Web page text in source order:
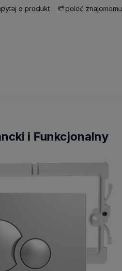
o produkt poleć znajomemu
i Funkcjonalny